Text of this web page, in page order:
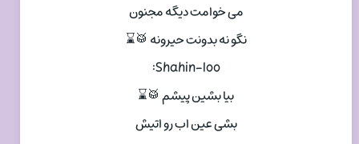
می خوامت دیگه مجنون
نگو نه بدونت حیرونه 🥁⌛
Shahin-loo:
بیا بشین پیشم 🥁⌛
بشی عین اب رو اتیش